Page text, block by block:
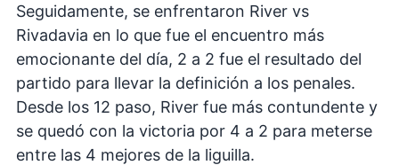
Seguidamente, se enfrentaron River vs
Rivadavia en lo que fue el encuentro más
emocionante del día, 2 a 2 fue el resultado del
partido para llevar la definición a los penales.
Desde los 12 paso, River fue más contundente y
se quedó con la victoria por 4 a 2 para meterse
entre las 4 mejores de la liguilla.